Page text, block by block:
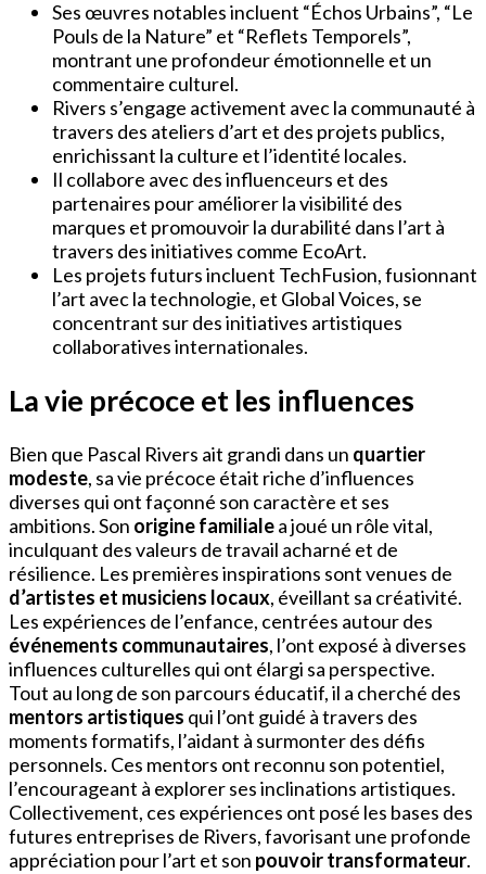
Ses œuvres notables incluent “Échos Urbains”, “Le
Pouls de la Nature” et “Reflets Temporels”,
montrant une profondeur émotionnelle et un
commentaire culturel.
Rivers s’engage activement avec la communauté à
travers des ateliers d’art et des projets publics,
enrichissant la culture et l’identité locales.
Il collabore avec des influenceurs et des
partenaires pour améliorer la visibilité des
marques et promouvoir la durabilité dans l’art à
travers des initiatives comme EcoArt.
Les projets futurs incluent TechFusion, fusionnant
l’art avec la technologie, et Global Voices, se
concentrant sur des initiatives artistiques
collaboratives internationales.
La vie précoce et les influences
Bien que Pascal Rivers ait grandi dans un quartier
modeste, sa vie précoce était riche d’influences
diverses qui ont façonné son caractère et ses
ambitions. Son origine familialea joué un rôle vital,
inculquant des valeurs de travail acharné et de
résilience. Les premières inspirations sont venues de
d’artistes et musiciens locaux, éveillant sa créativité.
Les expériences de l’enfance, centrées autour des
événements communautaires, l’ont exposé à diverses
influences culturelles qui ont élargi sa perspective.
Tout au long de son parcours éducatif, il a cherché des
mentors artistiques qui l’ont guidé à travers des
moments formatifs, l’aidant à surmonter des défis
personnels. Ces mentors ont reconnu son potentiel,
l’encourageant à explorer ses inclinations artistiques.
Collectivement, ces expériences ont posé les bases des
futures entreprises de Rivers, favorisant une profonde
appréciation pour l’art et son pouvoir transformateur.